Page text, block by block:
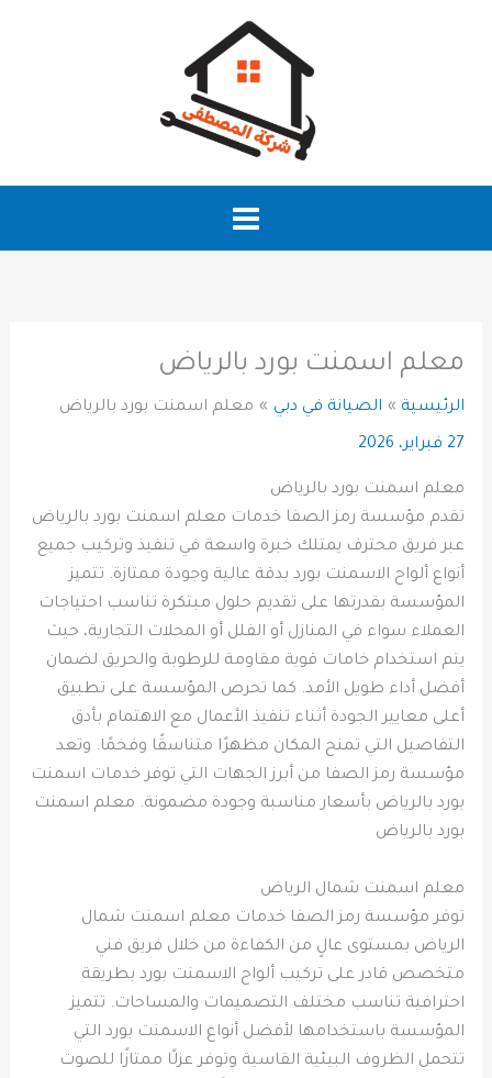
معلم اسمنت بورد بالرياض
الرئيسية الصيانة في دبي معلم اسمنت بورد بالرياض
27 فبراير، 2026
معلم اسمنت بورد بالرياض
تقدم مؤسسة رمز الصفا خدمات معلم اسمنت بورد بالرياض
عبر فريق محترف يمتلك خبرة واسعة في تنفيذ وتركيب جميع
أنواع ألواح الاسمنت بورد بدقة عالية وجودة ممتازة. تتميز
المؤسسة بقدرتها على تقديم حلول مبتكرة تناسب احتياجات
العملاء سواء في المنازل أو الفلل أو المحلات التجارية، حيث
يتم استخدام خامات قوية مقاومة للرطوبة والحريق لضمان
أفضل أداء طويل الأمد. كما تحرص المؤسسة على تطبيق
أعلى معايير الجودة أثناء تنفيذ الأعمال مع الاهتمام بأدق
التفاصيل التي تمنح المكان مظهرًا متناسقًا وفخمًا. وتعد
مؤسسة رمز الصفا من أبرز الجهات التي توفر خدمات اسمنت
بورد بالرياض بأسعار مناسبة وجودة مضمونة. معلم اسمنت
بورد بالرياض
معلم اسمنت شمال الرياض
توفر مؤسسة رمز الصفا خدمات معلم اسمنت شمال
الرياض بمستوى عالٍ من الكفاءة من خلال فريق فني
متخصص قادر على تركيب ألواح الاسمنت بورد بطريقة
احترافية تناسب مختلف التصميمات والمساحات. تتميز
المؤسسة باستخدامها لأفضل أنواع الاسمنت بورد التي
تتحمل الظروف البيئية القاسية وتوفر عزلًا ممتازًا للصوت